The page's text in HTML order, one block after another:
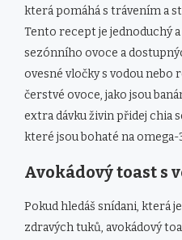
která pomáhá s trávením a
Tento recept je jednoduchý
sezónního ovoce a
ovesné vločky s vodou
čerstvé ovoce, jako jsou
extra dávku živin přidej chia
které jsou bohaté na omega-
Avokádový toast s
Pokud hledáš snídani, která
zdravých tuků, avokádový